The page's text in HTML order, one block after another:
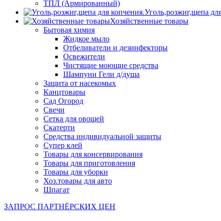
ТПЛ (Армированный)
Уголь,розжиг,щепа
Хозяйственные товары
Бытовая химия
Жидкое мыло
Отбеливатели и дезинфекторы
Освежители
Чистящие моющие средства
Шампуни Гели д/душа
Защита от насекомых
Канцтовары
Сад Огород
Свечи
Сетка для овощей
Скатерти
Средства индивидуальной защиты
Супер клей
Товары для консервирования
Товары для приготовления
Товары для уборки
Хоз.товары для авто
Шпагат
ЗАПРОС ПАРТНЁРСКИХ ЦЕН